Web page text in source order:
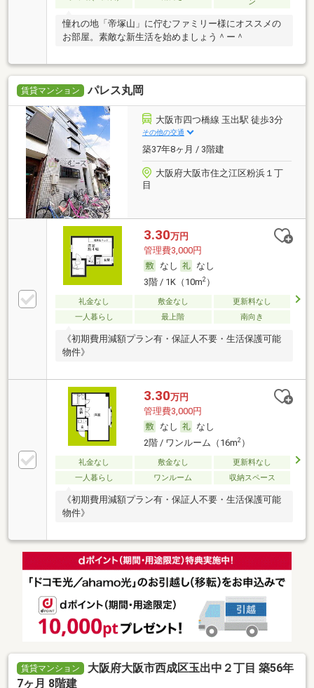
憧れの地「帝塚山」に佇むファミリー様にオススメの
お部屋。素敵な新生活を始めましょう＾ー＾
賃貸マンション パレス丸岡
大阪市四つ橋線 玉出駅 徒歩3分
その他の交通
築37年8ヶ月 / 3階建
大阪府大阪市住之江区粉浜１丁
目
3.30万円
管理費3,000円
なし
なし
3階 / 1K（10m2）
礼金なし 敷金なし
更新料なし
一人暮らし
最上階 南向き
《初期費用減額プラン有・保証人不要・生活保護可能
物件》
3.30万円
管理費3,000円
なし
なし
2階 / ワンルーム（16m2）
礼金なし 敷金なし
更新料なし
一人暮らし
ワンルーム 収納スペース
《初期費用減額プラン有・保証人不要・生活保護可能
物件》
賃貸マンション
大阪府大阪市西成区玉出中２丁目 築56年
7ヶ月 8階建